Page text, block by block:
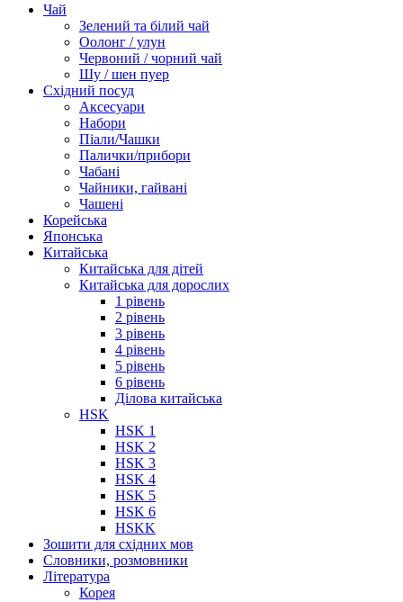
Чай
Зелений та білий чай
Оолонг / улун
Червоний / чорний чай
Шу / шен пуер
Східний посуд
Аксесуари
Набори
Піали/Чашки
Палички/прибори
Чабані
Чайники, гайвані
Чашені
Корейська
Японська
Китайська
Китайська для дітей
Китайська для дорослих
1 рівень
2 рівень
3 рівень
4 рівень
5 рівень
6 рівень
Ділова китайська
HSK
HSK 1
HSK 2
HSK 3
HSK 4
HSK 5
HSK 6
HSKK
Зошити для східних мов
Словники, розмовники
Література
Корея